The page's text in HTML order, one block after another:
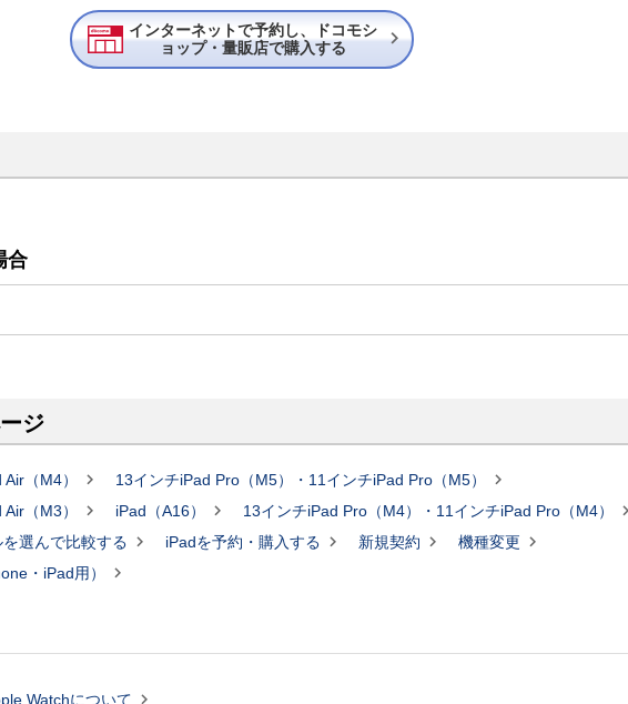
インターネットで予約し、ドコモシ
ョップ・量販店で購入する

合
ジ
（M4）  13インチiPad Pro（M5）・11インチiPad Pro（M5） 
（M3）  iPad（A16）  13インチiPad Pro（M4）・11インチiPad Pro（M4） 
選んで比較する  iPadを予約・購入する  新規契約  機種変更 
・iPad用） 
Watchについて 